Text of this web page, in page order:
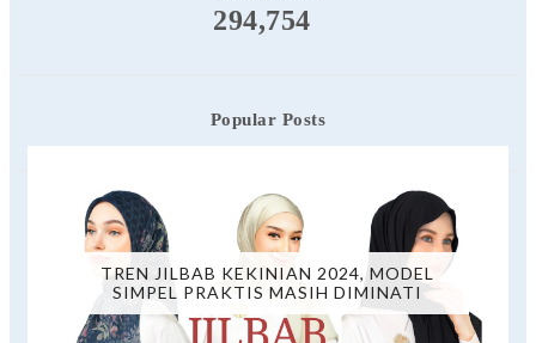
294,754
Popular Posts
TREN JILBAB KEKINIAN 2024, MODEL
SIMPEL PRAKTIS MASIH DIMINATI